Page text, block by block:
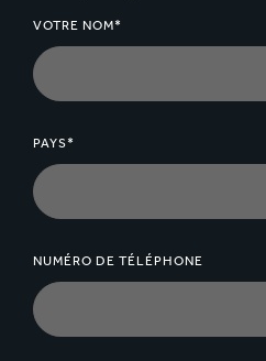
VOTRE NOM*
PAYS*
NUMÉRO DE TÉLÉPHONE